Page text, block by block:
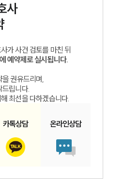
사
가 사건 검토를 마친 뒤
예약제로 실시됩니다.
권유드리며,
드립니다.
최선을 다하겠습니다.
카톡상담 온라인상담